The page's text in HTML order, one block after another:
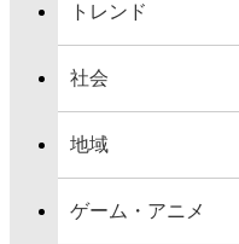
トレンド
社会
地域
ゲーム・アニメ